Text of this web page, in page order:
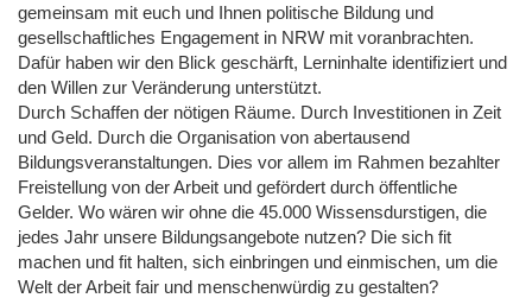
gemeinsam mit euch und Ihnen politische Bildung und
gesellschaftliches Engagement in NRW mit voranbrachten.
Dafür haben wir den Blick geschärft, Lerninhalte identifiziert und
den Willen zur Veränderung unterstützt.
Durch Schaffen der nötigen Räume. Durch Investitionen in Zeit
und Geld. Durch die Organisation von abertausend
Bildungsveranstaltungen. Dies vor allem im Rahmen bezahlter
Freistellung von der Arbeit und gefördert durch öffentliche
Gelder. Wo wären wir ohne die 45.000 Wissensdurstigen, die
jedes Jahr unsere Bildungsangebote nutzen? Die sich fit
machen und fit halten, sich einbringen und einmischen, um die
Welt der Arbeit fair und menschenwürdig zu gestalten?